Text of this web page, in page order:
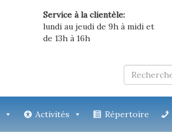
Service à la clientèle:
lundi au jeudi de 9h à midi et
de 13h à 16h
Activités Répertoire